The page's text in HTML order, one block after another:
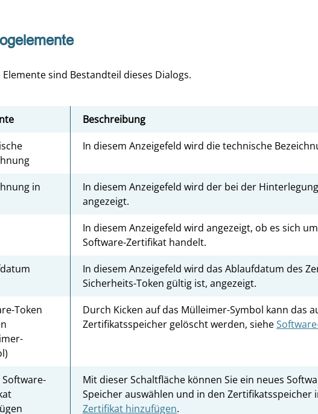
Elemente sind Bestandteil dieses Dialogs.
Beschreibung
In diesem Anzeigefeld wird die technische
in
In diesem Anzeigefeld wird der bei der
angezeigt.
In diesem Anzeigefeld wird angezeigt, ob es sich
Software-Zertifikat handelt.
In diesem Anzeigefeld wird das Ablaufdatum des
Sicherheits-Token gültig ist, angezeigt.
Token
Durch Kicken auf das Mülleimer-Symbol kann das
Zertifikatsspeicher gelöscht werden, siehe
Software-
Mit dieser Schaltfläche können Sie ein neues
Speicher auswählen und in den Zertifikatsspeicher
Zertifikat hinzufügen.